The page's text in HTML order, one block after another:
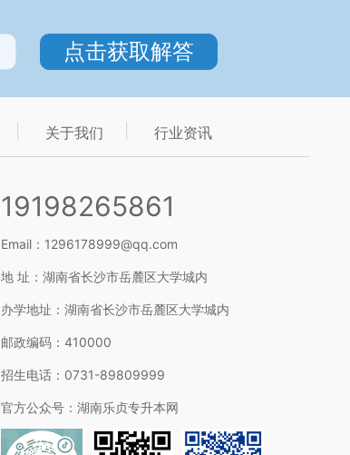
关于我们 行业资讯
19198265861
Email：1296178999@qq.com
地 址：湖南省长沙市岳麓区大学城内
办学地址：湖南省长沙市岳麓区大学城内
邮政编码：410000
招生电话：0731-89809999
官方公众号：湖南乐贞专升本网